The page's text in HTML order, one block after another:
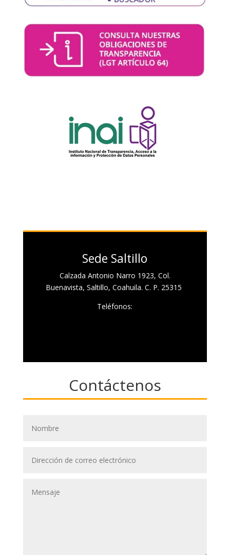
Sede Saltillo
Calzada Antonio Narro 1923, Col.
Buenavista, Saltillo, Coahuila. C. P. 25315
Teléfonos:
Contáctenos